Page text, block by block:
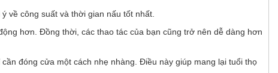
về công suất và thời gian nấu tốt nhất.
hơn. Đồng thời, các thao tác của bạn cũng trở nên dễ dàng hơn
đóng cửa một cách nhẹ nhàng. Điều này giúp mang lại tuổi thọ